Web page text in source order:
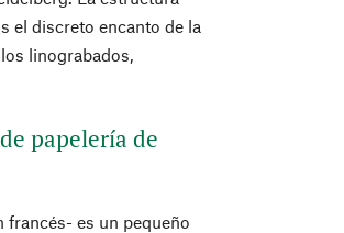
el discreto encanto de la
linograbados,
papelería de
es un pequeño